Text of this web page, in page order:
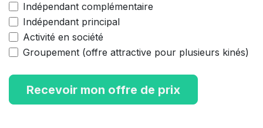
Indépendant complémentaire
Indépendant principal
Activité en société
Groupement (offre attractive pour plusieurs kinés)
Recevoir mon offre de prix